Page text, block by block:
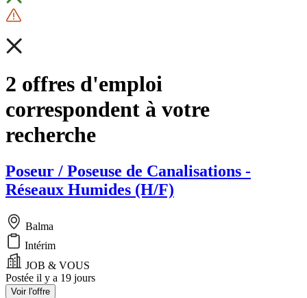
2 offres d'emploi
correspondent à votre
recherche
Poseur / Poseuse de Canalisations -
Réseaux Humides (H/F)
Balma
Intérim
JOB & VOUS
Postée il y a 19 jours
Voir l'offre